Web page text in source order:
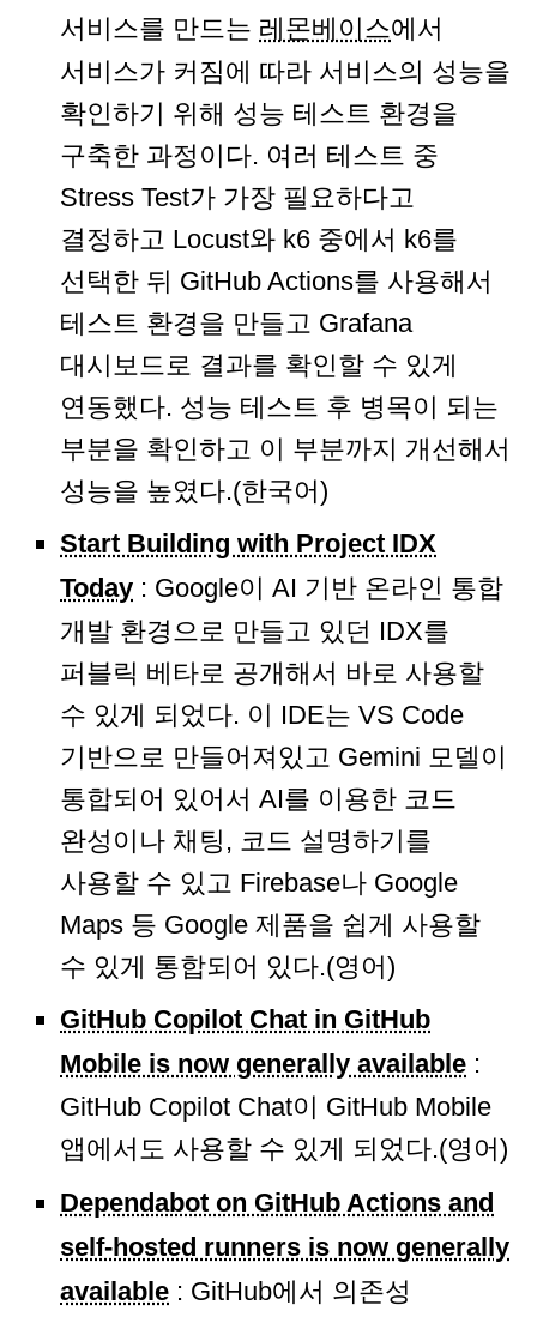
서비스를 만드는 레몬베이스에서
서비스가 커짐에 따라 서비스의 성능을
확인하기 위해 성능 테스트 환경을
구축한 과정이다. 여러 테스트 중
Stress Test가 가장 필요하다고
결정하고 Locust와 k6 중에서 k6를
선택한 뒤 GitHub Actions를 사용해서
테스트 환경을 만들고 Grafana
대시보드로 결과를 확인할 수 있게
연동했다. 성능 테스트 후 병목이 되는
부분을 확인하고 이 부분까지 개선해서
성능을 높였다.(한국어)
Start Building with Project IDX
Today : Google이 AI 기반 온라인 통합
개발 환경으로 만들고 있던 IDX를
퍼블릭 베타로 공개해서 바로 사용할
수 있게 되었다. 이 IDE는 VS Code
기반으로 만들어져있고 Gemini 모델이
통합되어 있어서 AI를 이용한 코드
완성이나 채팅, 코드 설명하기를
사용할 수 있고 Firebase나 Google
Maps 등 Google 제품을 쉽게 사용할
수 있게 통합되어 있다.(영어)
GitHub Copilot Chat in GitHub
Mobile is now generally available :
GitHub Copilot Chat이 GitHub Mobile
앱에서도 사용할 수 있게 되었다.(영어)
Dependabot on GitHub Actions and
self-hosted runners is now generally
available : GitHub에서 의존성